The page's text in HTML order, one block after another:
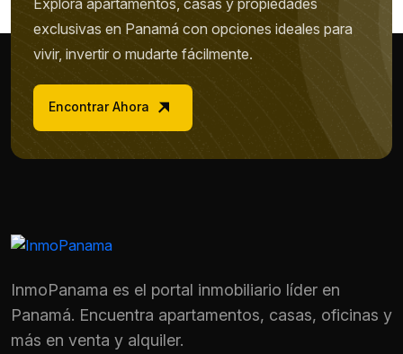
Explora apartamentos, casas y propiedades
exclusivas en Panamá con opciones ideales para
vivir, invertir o mudarte fácilmente.
Encontrar Ahora
InmoPanama es el portal inmobiliario líder en
Panamá. Encuentra apartamentos, casas, oficinas y
más en venta y alquiler.